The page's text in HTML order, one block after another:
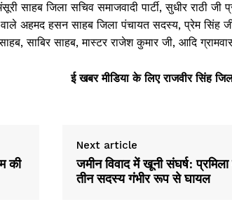
साहब जिला सचिव समाजवादी पार्टी, सुधीर राठी जी
अहमद हसन साहब जिला पंचायत सदस्य, प्रेम सिंह
साबिर साहब, मास्टर राजेश कुमार जी, आदि
ई खबर मीडिया के लिए राजवीर सिंह
की
Next article
जमीन विवाद में खूनी संघर्ष:
तीन सदस्य गंभीर रूप से घायल